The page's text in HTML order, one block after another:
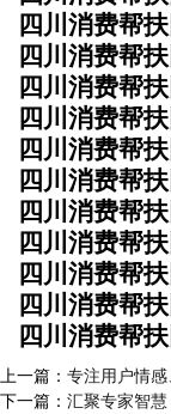
四川消费帮
四川消费帮
四川消费帮
四川消费帮
四川消费帮
四川消费帮
四川消费帮
四川消费帮
四川消费帮
四川消费帮
四川消费帮
上一篇： 专注用户情
下一篇： 汇聚专家智